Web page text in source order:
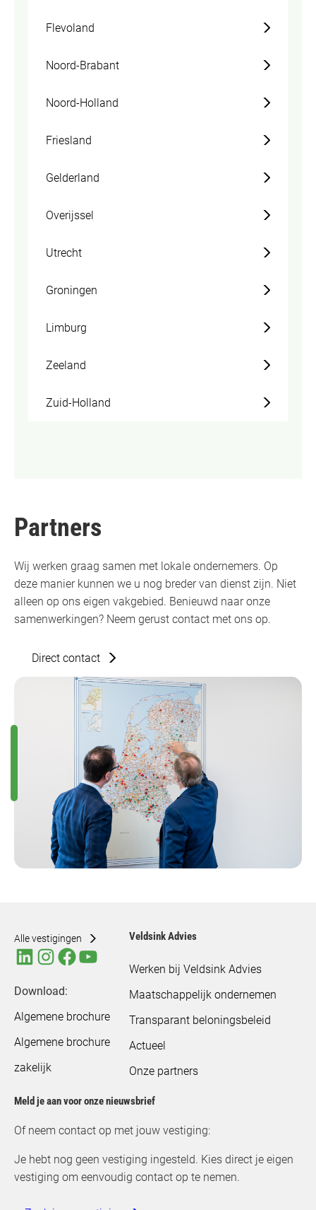
Flevoland
Noord-Brabant
Noord-Holland
Friesland
Gelderland
Overijssel
Utrecht
Groningen
Limburg
Zeeland
Zuid-Holland
Partners
Wij werken graag samen met lokale ondernemers. Op
deze manier kunnen we u nog breder van dienst zijn. Niet
alleen op ons eigen vakgebied. Benieuwd naar onze
samenwerkingen? Neem gerust contact met ons op.
Direct contact
Alle vestigingen
Download:
Algemene brochure
Algemene brochure
zakelijk
Veldsink Advies
Werken bij Veldsink Advies
Maatschappelijk ondernemen
Transparant beloningsbeleid
Actueel
Onze partners
Meld je aan voor onze nieuwsbrief
Of neem contact op met jouw vestiging:
Je hebt nog geen vestiging ingesteld. Kies direct je eigen
vestiging om eenvoudig contact op te nemen.